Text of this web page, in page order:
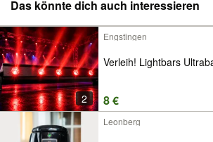
Das könnte dich auch interessieren
2
Engstingen
Verleih! Lightbars
8 €
Leonberg